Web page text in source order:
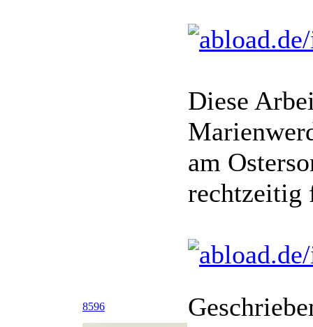
Diese
am
rechtzeitig
8596